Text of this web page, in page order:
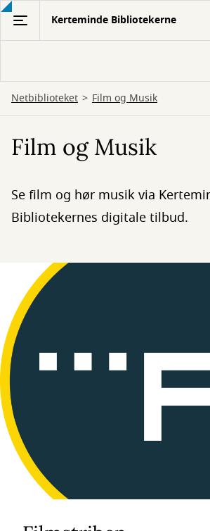
Gå
hovedindhold
Kerteminde Bibliotekerne
Netbiblioteket Film og Musik
Film og Musik
Se film og hør musik via
Bibliotekernes digitale tilbud.